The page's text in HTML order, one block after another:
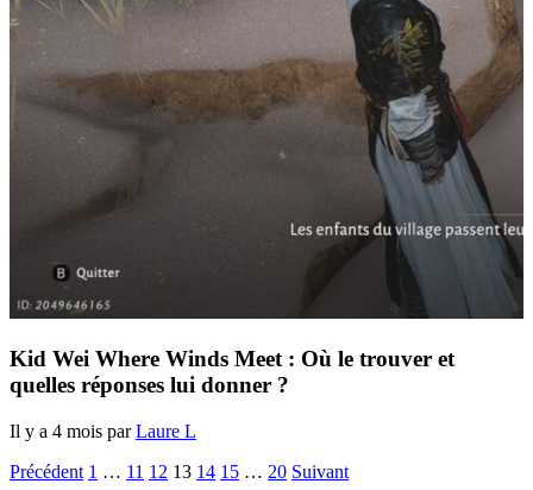
Kid Wei Where Winds Meet : Où le trouver et
quelles réponses lui donner ?
Il y a 4 mois parLaure L
Précédent 1 … 11 12 13 14 15 … 20 Suivant